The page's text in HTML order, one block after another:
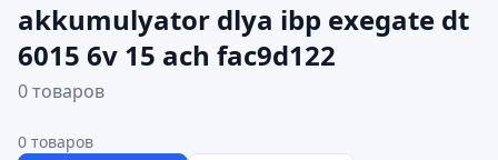
akkumulyator dlya ibp exegate dt
6015 6v 15 ach fac9d122
0 товаров
0 товаров